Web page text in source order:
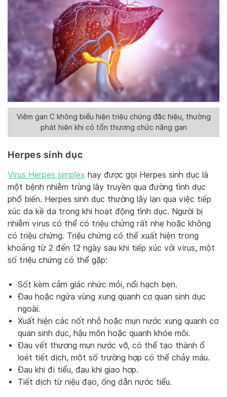
Viêm gan C không biểu hiện triệu chứng đặc hiệu, thường
phát hiện khi có tổn thương chức năng gan
Herpes sinh dục
Virus Herpes simplex hay được gọi Herpes sinh dục là
một bệnh nhiễm trùng lây truyền qua đường tình dục
phổ biến. Herpes sinh dục thường lây lan qua việc tiếp
xúc da kề da trong khi hoạt động tình dục. Người bị
nhiễm virus có thể có triệu chứng rất nhẹ hoặc không
có triệu chứng. Triệu chứng có thể xuất hiện trong
khoảng từ 2 đến 12 ngày sau khi tiếp xúc với virus, một
số triệu chứng có thể gặp:
Sốt kèm cảm giác nhức mỏi, nổi hạch bẹn.
Đau hoặc ngứa vùng xung quanh cơ quan sinh dục
ngoài.
Xuất hiện các nốt nhỏ hoặc mụn nước xung quanh cơ
quan sinh dục, hậu môn hoặc quanh khóe môi.
Đau vết thương mụn nước vỡ, có thể tạo thành ổ
loét tiết dịch, một số trường hợp có thể chảy máu.
Đau khi đi tiểu, đau khi giao hợp.
Tiết dịch từ niệu đạo, ống dẫn nước tiểu.